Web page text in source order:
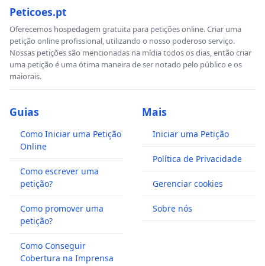
Peticoes.pt
Oferecemos hospedagem gratuita para petições online. Criar uma
petição online profissional, utilizando o nosso poderoso serviço.
Nossas petições são mencionadas na mídia todos os dias, então criar
uma petição é uma ótima maneira de ser notado pelo público e os
maiorais.
Guias
Como Iniciar uma Petição
Online
Como escrever uma
petição?
Como promover uma
petição?
Como Conseguir
Cobertura na Imprensa
Mais
Iniciar uma Petição
Política de Privacidade
Gerenciar cookies
Sobre nós